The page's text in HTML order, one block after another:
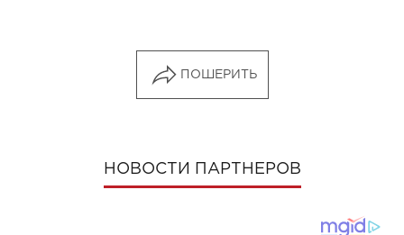
ПОШЕРИТЬ
НОВОСТИ ПАРТНЕРОВ